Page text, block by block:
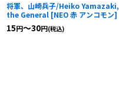
将軍、山崎兵子/Heiko Yamazaki,
the General [NEO 赤 アンコモン]
15円～30円(税込)